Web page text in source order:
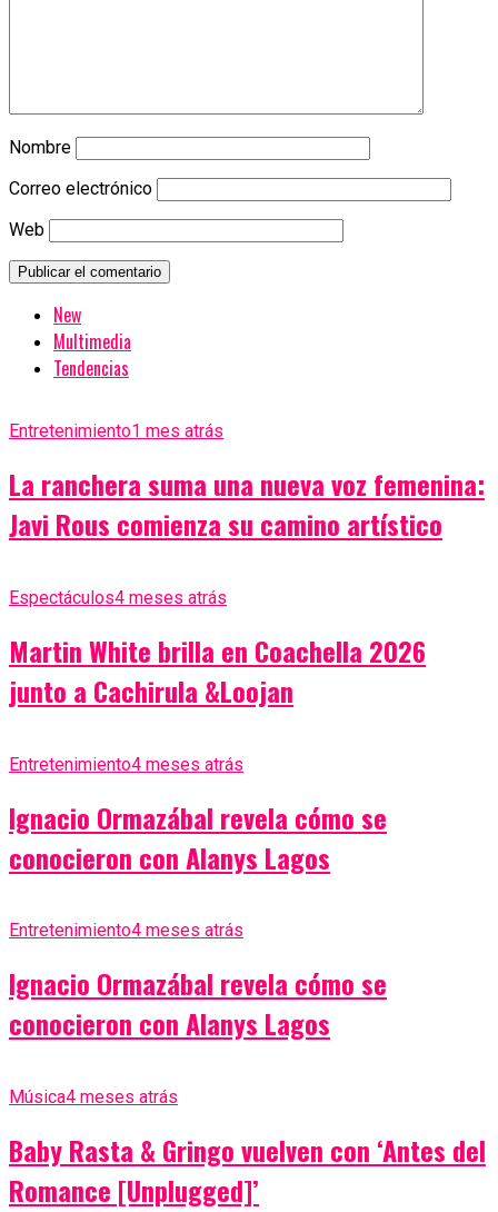
Nombre
Correo electrónico
Web
New
Multimedia
Tendencias
Entretenimiento1 mes atrás
La ranchera suma una nueva voz femenina:
Javi Rous comienza su camino artístico
Espectáculos4 meses atrás
Martin White brilla en Coachella 2026
junto a Cachirula &Loojan
Entretenimiento4 meses atrás
Ignacio Ormazábal revela cómo se
conocieron con Alanys Lagos
Entretenimiento4 meses atrás
Ignacio Ormazábal revela cómo se
conocieron con Alanys Lagos
Música4 meses atrás
Baby Rasta & Gringo vuelven con ‘Antes del
Romance [Unplugged]’